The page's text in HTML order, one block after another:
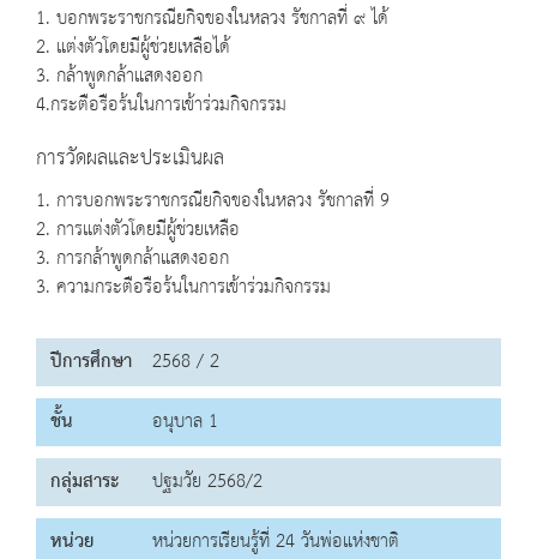
1. บอกพระราชกรณียกิจของในหลวง รัชกาลที่ ๙ ได้
2. แต่งตัวโดยมีผู้ช่วยเหลือได้
3. กล้าพูดกล้าแสดงออก
4.กระตือรือร้นในการเข้าร่วมกิจกรรม
การวัดผลและประเมินผล
1. การบอกพระราชกรณียกิจของในหลวง รัชกาลที่ 9
2. การแต่งตัวโดยมีผู้ช่วยเหลือ
3. การกล้าพูดกล้าแสดงออก
3. ความกระตือรือร้นในการเข้าร่วมกิจกรรม
ปีการศึกษา 2568 / 2
ชั้น
อนุบาล 1
กลุ่มสาระ
ปฐมวัย 2568/2
หน่วย
หน่วยการเรียนรู้ที่ 24 วันพ่อแห่งชาติ